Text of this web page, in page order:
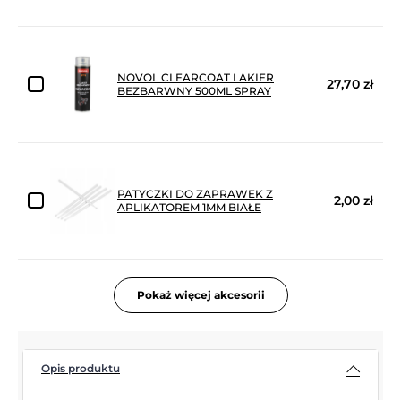
NOVOL CLEARCOAT LAKIER
BEZBARWNY 500ML SPRAY
27,70 zł
PATYCZKI DO ZAPRAWEK Z
APLIKATOREM 1MM BIAŁE
2,00 zł
Pokaż więcej akcesorii
Opis produktu